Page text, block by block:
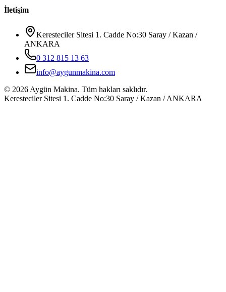
İletişim
Keresteciler Sitesi 1. Cadde No:30 Saray / Kazan /
ANKARA
0 312 815 13 63
info@aygunmakina.com
© 2026Aygün Makina. Tüm hakları saklıdır.
Keresteciler Sitesi 1. Cadde No:30 Saray / Kazan / ANKARA